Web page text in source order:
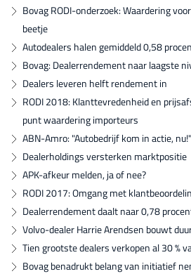
Bovag RODI-onderzoek: Waardering
beetje
Autodealers halen gemiddeld 0,58
Bovag: Dealerrendement naar laagste
Dealers leveren helft rendement in
RODI 2018: Klanttevredenheid en
punt waardering importeurs
ABN-Amro: "Autobedrijf kom in actie, nu!"
Dealerholdings versterken marktpositie
APK-afkeur melden, ja of nee?
RODI 2017: Omgang met
Dealerrendement daalt naar 0,78
Volvo-dealer Harrie Arendsen bouwt
Tien grootste dealers verkopen al 30 %
Bovag benadrukt­ belang van initiatief